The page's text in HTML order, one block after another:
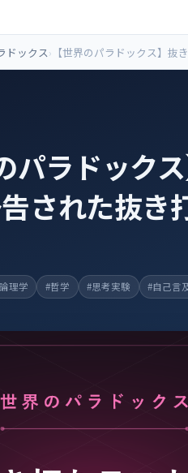
ドックス
【世界のパラドックス】抜
テストのパラドックス ─ 予
パラドック
された抜き
理学 #哲学 #思考実験 #自己言